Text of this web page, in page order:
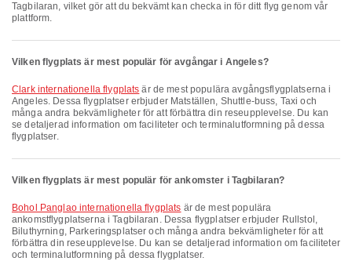
Tagbilaran, vilket gör att du bekvämt kan checka in för ditt flyg genom vår
plattform.
Vilken flygplats är mest populär för avgångar i Angeles?
Clark internationella flygplats är de mest populära avgångsflygplatserna i
Angeles. Dessa flygplatser erbjuder Matställen, Shuttle-buss, Taxi och
många andra bekvämligheter för att förbättra din reseupplevelse. Du kan
se detaljerad information om faciliteter och terminalutformning på dessa
flygplatser.
Vilken flygplats är mest populär för ankomster i Tagbilaran?
Bohol Panglao internationella flygplats är de mest populära
ankomstflygplatserna i Tagbilaran. Dessa flygplatser erbjuder Rullstol,
Biluthyrning, Parkeringsplatser och många andra bekvämligheter för att
förbättra din reseupplevelse. Du kan se detaljerad information om faciliteter
och terminalutformning på dessa flygplatser.